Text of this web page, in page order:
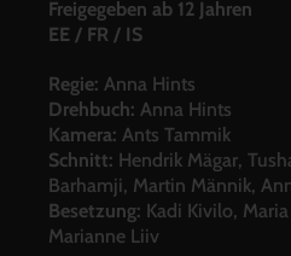
Freigegeben ab 12 Jahren
EE / FR / IS
Regie: Anna Hints
Drehbuch: Anna Hints
Kamera: Ants Tammik
Schnitt: Hendrik Mägar,
Barhamji, Martin Männik,
Besetzung: Kadi Kivilo,
Marianne Liiv